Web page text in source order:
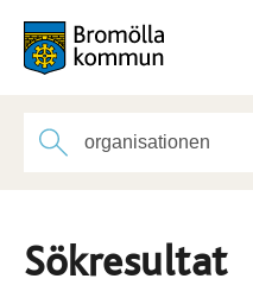
Sökresultat